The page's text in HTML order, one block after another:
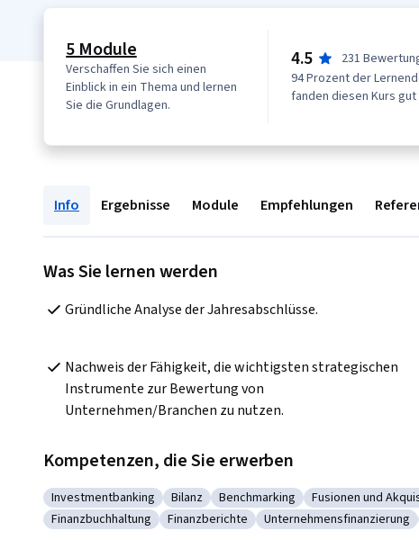
5 Module
Verschaffen Sie sich einen
Einblick in ein Thema und lernen
Sie die Grundlagen.
4.5
231
94 Prozent der
fanden diesen Kurs gut
Info Ergebnisse Module Empfehlungen
Was Sie lernen werden
Gründliche Analyse der Jahresabschlüsse.
Nachweis der Fähigkeit, die wichtigsten strategischen
Instrumente zur Bewertung von
Unternehmen/Branchen zu nutzen.
Kompetenzen, die Sie erwerben
Kategorie: Investmentbanking
Investmentbanking Kategorie: Bilanz
Bilanz Kategorie: Benchmarking
Benchmarking Kategorie:
Fusionen und
Kategorie: Finanzbuchhaltung
Finanzbuchhaltung Kategorie: Finanzberichte
Finanzberichte Kategorie:
Unternehmensfinanzierung